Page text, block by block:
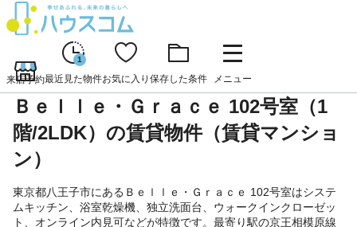
来店予約
1
最近見た物件お気に入り 保存した条件 メニュー
Ｂｅｌｌｅ・Ｇｒａｃｅ 102号室（1
階/2LDK）の賃貸物件（賃貸マンショ
ン）
東京都八王子市にあるＢｅｌｌｅ・Ｇｒａｃｅ 102号室はシステ
ムキッチン、浴室乾燥機、独立洗面台、ウォークインクローゼッ
ト、オンライン内見可などが特徴です。最寄り駅の京王相模原線